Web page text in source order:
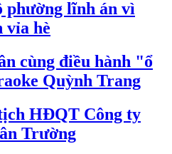
phường lĩnh án vì
vỉa hè
cùng điều hành "ổ
Quỳnh Trang
HĐQT Công ty
Trường